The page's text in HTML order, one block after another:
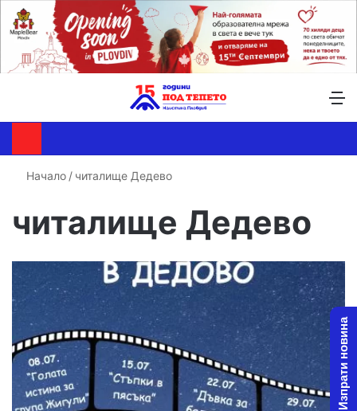
Начало / читалище Дедево
читалище Дедево
Изпрати новина